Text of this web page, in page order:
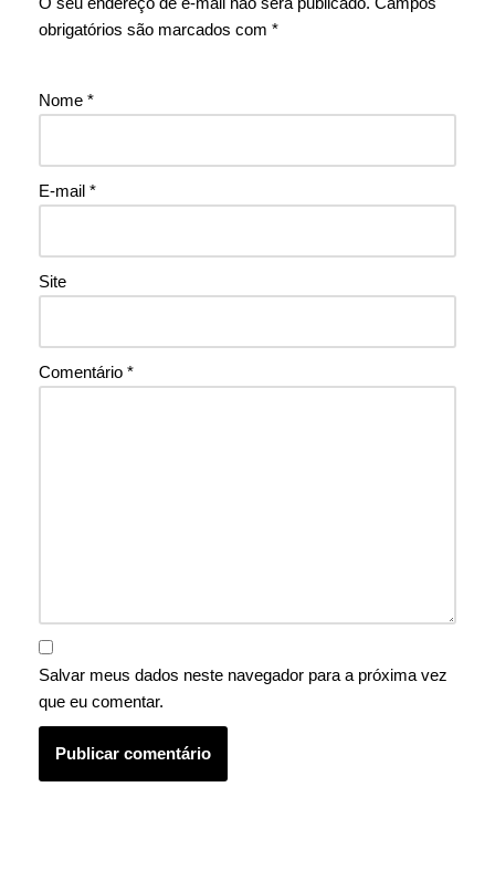
obrigatórios são marcados com *
Nome *
E-mail *
Site
Comentário *
Salvar meus dados neste navegador para a próxima vez
que eu comentar.